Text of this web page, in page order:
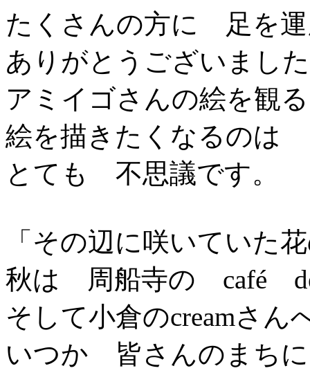
たくさんの方に 足を
ありがとうございまし
アミイゴさんの絵を観
絵を描きたくなるのは
とても 不思議です。
「その辺に咲いていた
秋は 周船寺の café
そして小倉のcreamさ
いつか 皆さんのまち